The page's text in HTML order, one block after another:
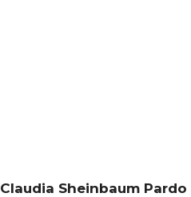
Claudia Sheinbaum Pardo